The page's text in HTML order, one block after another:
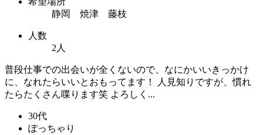
静岡 焼津 藤枝
人数
2人
普段仕事での出会いが全くないので、なにかいいきっかけ
に、なれたらいいとおもってます！ 人見知りですが、慣れ
たらたくさん喋ります笑 よろしく...
30代
ぽっちゃり